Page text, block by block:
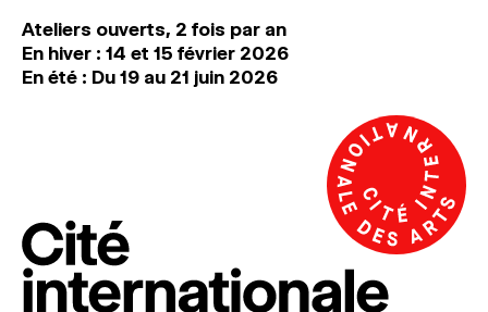
Ateliers ouverts, 2 fois par an
En hiver : 14 et 15 février 2026
En été : Du 19 au 21 juin 2026